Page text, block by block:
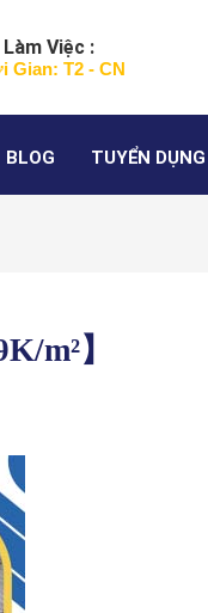
Làm Việc :
Gian: T2 - CN
BLOG TUYỂN DỤNG
m²】